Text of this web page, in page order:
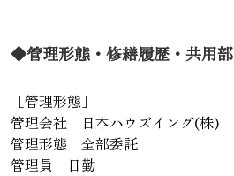
◆管理形態・修繕履歴・共用部
［管理形態］
管理会社 日本ハウズイング(株)
管理形態 全部委託
管理員 日勤